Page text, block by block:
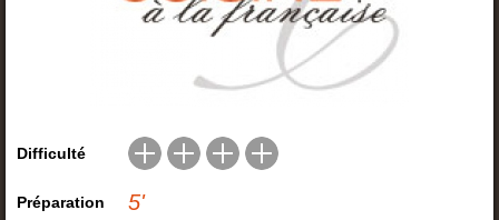
Difficulté
Préparation 5'